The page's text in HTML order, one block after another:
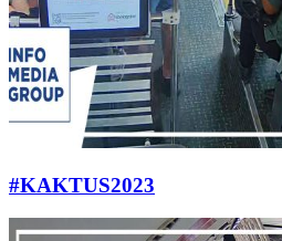
#KAKTUS2023